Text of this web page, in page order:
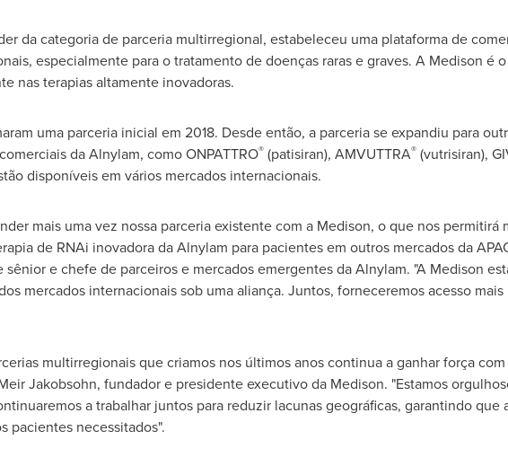
da categoria de parceria multirregional, estabeleceu uma plataforma de
especialmente para o tratamento de doenças raras e graves. A Medison é
nas terapias altamente inovadoras.
uma parceria inicial em 2018. Desde então, a parceria se expandiu para
da Alnylam, como ONPATTRO®(patisiran), AMVUTTRA®(vutrisiran),
disponíveis em vários mercados internacionais.
mais uma vez nossa parceria existente com a Medison, o que nos permitirá
de RNAi inovadora da Alnylam para pacientes em outros mercados da
e chefe de parceiros e mercados emergentes da Alnylam. "A Medison
mercados internacionais sob uma aliança. Juntos, forneceremos acesso
multirregionais que criamos nos últimos anos continua a ganhar força
Jakobsohn, fundador e presidente executivo da Medison. "Estamos
a trabalhar juntos para reduzir lacunas geográficas, garantindo que
pacientes necessitados".